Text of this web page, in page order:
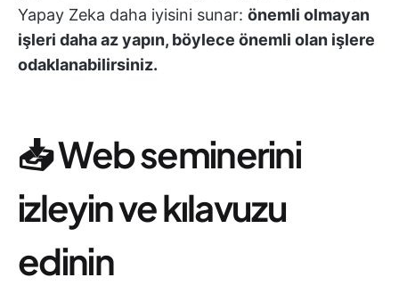
Yapay Zeka daha iyisini sunar: önemli olmayan
işleri daha az yapın, böylece önemli olan işlere
odaklanabilirsiniz.
📥 Web seminerini
izleyin ve kılavuzu
edinin